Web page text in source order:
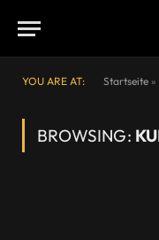
YOU ARE AT: Startseite »
BROWSING: